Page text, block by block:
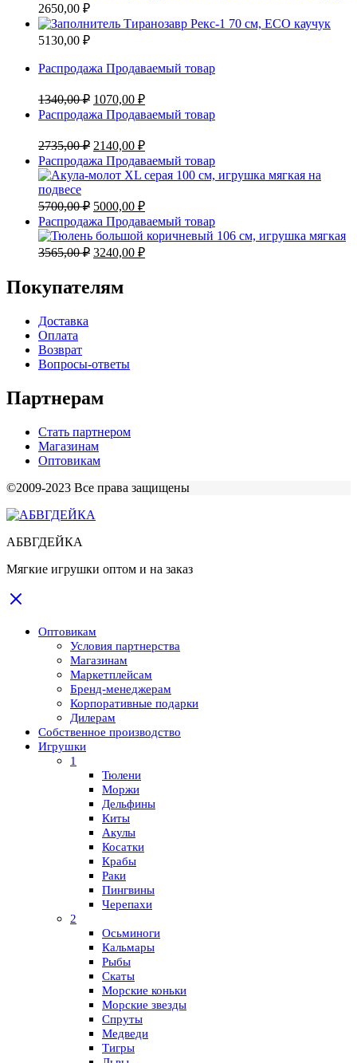
2650,00 ₽
Тиранозавр Рекс-1 70 см, ECO каучук
5130,00 ₽
Распродажа Продаваемый товар
1340,00₽ 1070,00 ₽
Распродажа Продаваемый товар
2735,00₽ 2140,00 ₽
Распродажа Продаваемый товар
5700,00₽ 5000,00 ₽
Распродажа Продаваемый товар
3565,00₽ 3240,00 ₽
Покупателям
Доставка
Оплата
Возврат
Вопросы-ответы
Партнерам
Стать партнером
Магазинам
Оптовикам
©2009-2023 Все права защищены
АБВГДЕЙКА
Мягкие игрушки оптом и на заказ
Оптовикам
Условия партнерства
Магазинам
Маркетплейсам
Бренд-менеджерам
Корпоративные подарки
Дилерам
Собственное производство
Игрушки
1
Тюлени
Моржи
Дельфины
Киты
Акулы
Косатки
Крабы
Раки
Пингвины
Черепахи
2
Осьминоги
Кальмары
Рыбы
Скаты
Морские коньки
Морские звезды
Спруты
Медведи
Тигры